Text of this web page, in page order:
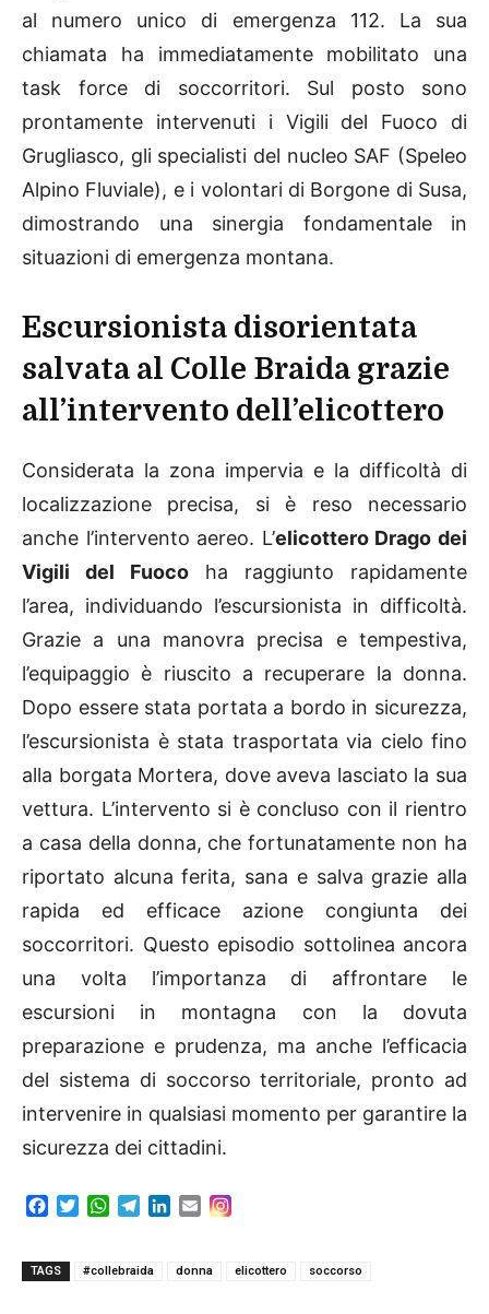
al numero unico di emergenza 112. La sua
chiamata ha immediatamente mobilitato una
task force di soccorritori. Sul posto sono
prontamente intervenuti i Vigili del Fuoco di
Grugliasco, gli specialisti del nucleo SAF (Speleo
Alpino Fluviale), e i volontari di Borgone di Susa,
dimostrando una sinergia fondamentale in
situazioni di emergenza montana.
Escursionista disorientata
salvata al Colle Braida grazie
all’intervento dell’elicottero
Considerata la zona impervia e la difficoltà di
localizzazione precisa, si è reso necessario
anche l’intervento aereo. L’elicottero Drago dei
Vigili del Fuoco ha raggiunto rapidamente
l’area, individuando l’escursionista in difficoltà.
Grazie a una manovra precisa e tempestiva,
l’equipaggio è riuscito a recuperare la donna.
Dopo essere stata portata a bordo in sicurezza,
l’escursionista è stata trasportata via cielo fino
alla borgata Mortera, dove aveva lasciato la sua
vettura. L’intervento si è concluso con il rientro
a casa della donna, che fortunatamente non ha
riportato alcuna ferita, sana e salva grazie alla
rapida ed efficace azione congiunta dei
soccorritori. Questo episodio sottolinea ancora
una volta l’importanza di affrontare le
escursioni in montagna con la dovuta
preparazione e prudenza, ma anche l’efficacia
del sistema di soccorso territoriale, pronto ad
intervenire in qualsiasi momento per garantire la
sicurezza dei cittadini.
e
t
W
t
e
k
E
i
TAGS #collebraida donna elicottero soccorso